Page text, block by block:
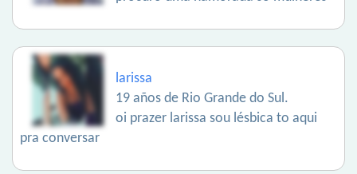
larissa
19 años de Rio Grande do Sul.
oi prazer larissa sou lésbica to aqui
pra conversar